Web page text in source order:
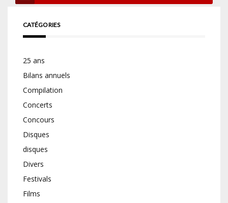
CATÉGORIES
25 ans
Bilans annuels
Compilation
Concerts
Concours
Disques
disques
Divers
Festivals
Films